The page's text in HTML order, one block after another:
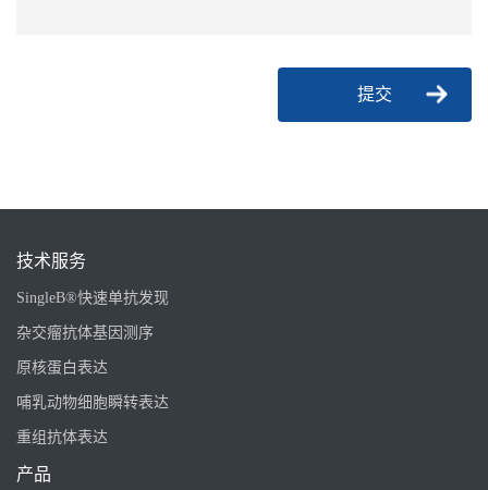
提交
技术服务
SingleB®快速单抗发现
杂交瘤抗体基因测序
原核蛋白表达
哺乳动物细胞瞬转表达
重组抗体表达
产品